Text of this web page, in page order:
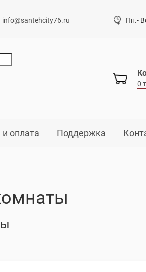
info@santehcity76.ru Пн.-
0
оплата Поддержка